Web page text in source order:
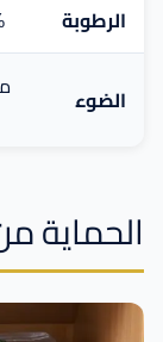
الرطوبة
الضوء
الحماية